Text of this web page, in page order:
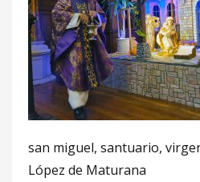
san miguel, santuario,
López de Maturana